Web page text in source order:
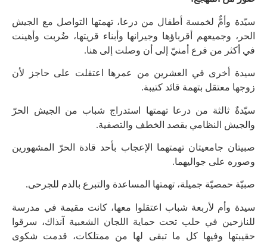
سيّدة وأمٌّ لخمسة أطفال من درعا، تهمتها التواصل مع الجيش
الحر، وجميعهم أقرباؤها وجيرانها وأبناء قريتها، ضُربت وأهينت
في أكثر من فرع أمنيّ إلى أن وصلت إلى هنا.
سيدة أخرى في العشرين من عمرها اعتقلت على حاجز لأن
زوجها معتقل بتهمة قائد كتيبة.
سيّدةٌ ثالثة من درعا تهمتها استدراج شباب من الجيش الحرّ
والجيش النظامي بقصد الخطف والتصفية.
صبيتان جامعيتان تهمتهما الإعجاب بأحد قادة الحرّ المشهورين
وصوره على جواليهما.
صبيّة حمصيّة جميلة، تهمتها المساعدة والتبرع بالدم للجرحى.
سيدة وأم لأربعة شباب اعتقلوا معها، كانت مقيمة في مدرسة
للنازحين في حلب تحت حماية اللجان الشعبية آنذاك، سرقوا
حقيبتها وفيها كل ما تبقى لها من ممتلكات، قدمت شكوى